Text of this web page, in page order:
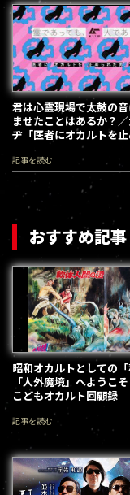
君は心霊現場で太鼓の
ませたことはあるか？
ヂ「医者にオカルトを
男」
記事を読む
おすすめ記事
昭和オカルトとしての「
「人外魔境」へようこ
こどもオカルト回顧録
記事を読む